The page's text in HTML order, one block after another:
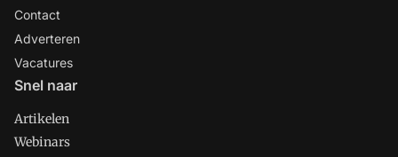
Contact
Adverteren
Vacatures
Snel naar
Artikelen
Webinars